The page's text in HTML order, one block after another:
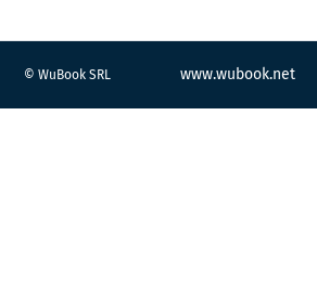
© WuBook SRL www.wubook.net